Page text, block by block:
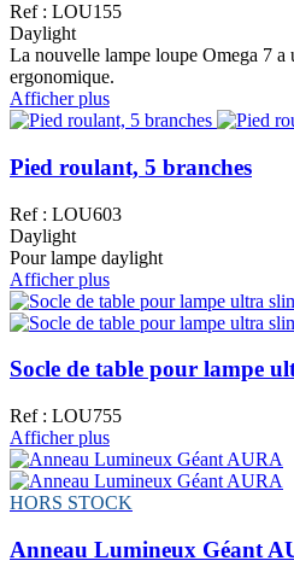
Ref : LOU155
Daylight
La nouvelle lampe loupe Omega 7 a
ergonomique.
Afficher plus
Pied roulant, 5 branches
Ref : LOU603
Daylight
Pour lampe daylight
Afficher plus
Socle de table pour lampe
Ref : LOU755
Afficher plus
HORS STOCK
Anneau Lumineux Géant